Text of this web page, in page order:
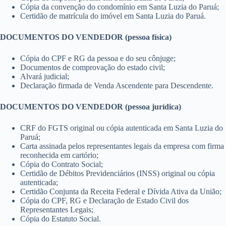
Cópia da convenção do condomínio em Santa Luzia do Paruá;
Certidão de matrícula do imóvel em Santa Luzia do Paruá.
DOCUMENTOS DO VENDEDOR (pessoa física)
Cópia do CPF e RG da pessoa e do seu cônjuge;
Documentos de comprovação do estado civil;
Alvará judicial;
Declaração firmada de Venda Ascendente para Descendente.
DOCUMENTOS DO VENDEDOR (pessoa jurídica)
CRF do FGTS original ou cópia autenticada em Santa Luzia do
Paruá;
Carta assinada pelos representantes legais da empresa com firma
reconhecida em cartório;
Cópia do Contrato Social;
Certidão de Débitos Previdenciários (INSS) original ou cópia
autenticada;
Certidão Conjunta da Receita Federal e Dívida Ativa da União;
Cópia do CPF, RG e Declaração de Estado Civil dos
Representantes Legais;
Cópia do Estatuto Social.